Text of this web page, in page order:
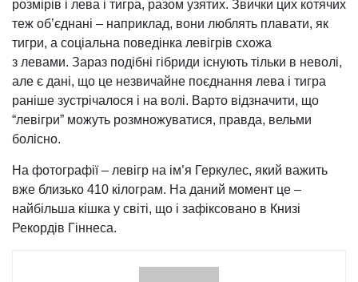
розмірів і лева і тигра, разом узятих. Звички цих котячих
теж об’єднані – наприклад, вони люблять плавати, як
тигри, а соціальна поведінка левігрів схожа
з левами. Зараз подібні гібриди існують тільки в неволі,
але є дані, що це незвичайне поєднання лева і тигра
раніше зустрічалося і на волі. Варто відзначити, що
“левігри” можуть розмножуватися, правда, вельми
болісно.
На фотографії – левігр на ім’я Геркулес, який важить
вже близько 410 кілограм. На даний момент це –
найбільша кішка у світі, що і зафіксовано в Книзі
Рекордів Гіннеса.